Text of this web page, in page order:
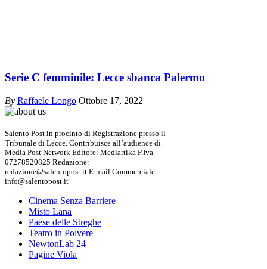
Serie C femminile: Lecce sbanca Palermo
By Raffaele Longo Ottobre 17, 2022
Salento Post in procinto di Registrazione presso il
Tribunale di Lecce. Contribuisce all’audience di
Media Post Network Editore: Mediartika P.Iva
07278520825 Redazione:
redazione@salentopost.it E-mail Commerciale:
info@salentopost.it
Cinema Senza Barriere
Misto Lana
Paese delle Streghe
Teatro in Polvere
NewtonLab 24
Pagine Viola